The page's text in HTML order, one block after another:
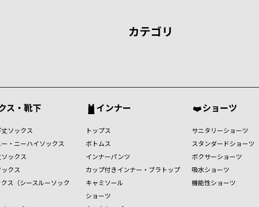
カテゴリ
ス・靴下
ソックス
・ニーハイソックス
ックス
クス
ス（シースルーソック
インナー
トップス
ボトムス
インナーパンツ
カップ付きインナー・ブラトップ
キャミソール
ショーツ
ショーツ
サニタリーショーツ
スタンダードショーツ
ボクサーショーツ
吸水ショーツ
機能性ショーツ